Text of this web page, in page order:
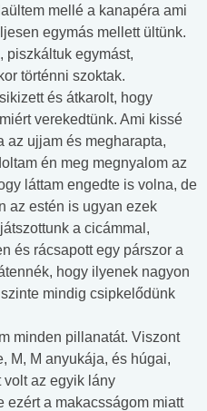
mellé a kanapéra ami
egymás mellett ültünk.
piszkáltuk egymást,
történni szoktak.
és átkarolt, hogy
verekedtünk. Ami kissé
az ujjam és megharapta,
én meg megnyalom az
láttam engedte is volna, de
az estén is ugyan ezek
a cicámmal,
és rácsapott egy párszor a
hogy ilyenek nagyon
mindig csipkelődünk
minden pillanatát. Viszont
M, M anyukája, és húgai,
volt az egyik lány
ezért a makacsságom miatt